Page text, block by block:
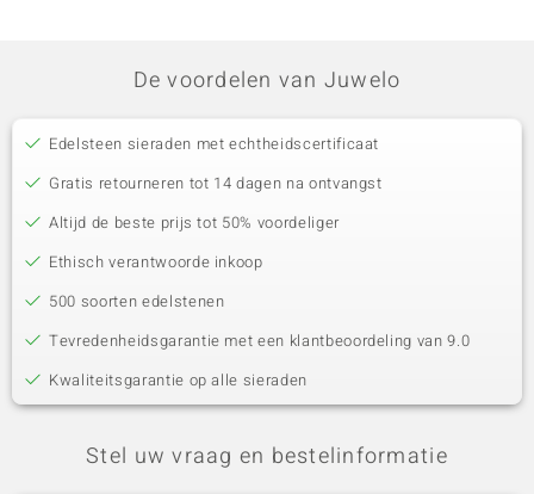
De voordelen van Juwelo
Edelsteen sieraden met echtheidscertificaat
Gratis retourneren tot 14 dagen na ontvangst
Altijd de beste prijs tot 50% voordeliger
Ethisch verantwoorde inkoop
500 soorten edelstenen
Tevredenheidsgarantie met een klantbeoordeling van 9.0
Kwaliteitsgarantie op alle sieraden
Stel uw vraag en bestelinformatie